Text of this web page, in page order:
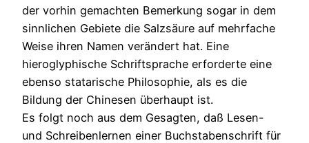
der vorhin gemachten Bemerkung sogar in dem
sinnlichen Gebiete die Salzsäure auf mehrfache
Weise ihren Namen verändert hat. Eine
hieroglyphische Schriftsprache erforderte eine
ebenso statarische Philosophie, als es die
Bildung der Chinesen überhaupt ist.
Es folgt noch aus dem Gesagten, daß Lesen-
und Schreibenlernen einer Buchstabenschrift für